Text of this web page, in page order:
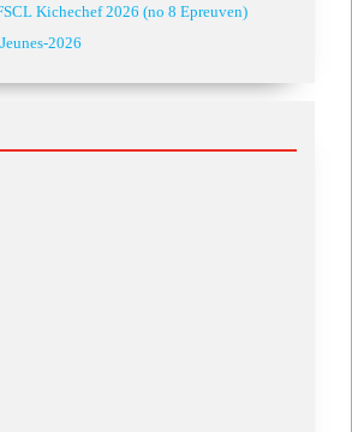
Kichechef 2026 (no 8 Epreuven)
2026